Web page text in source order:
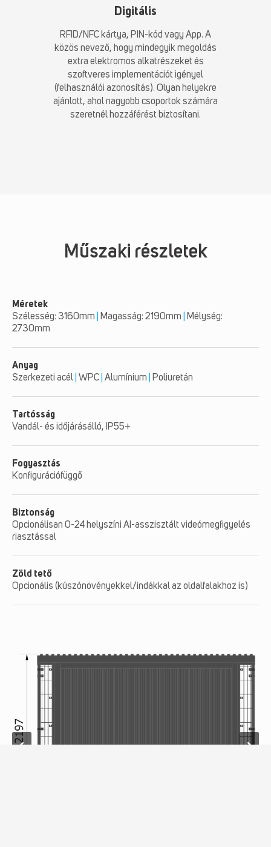
Digitális
RFID/NFC kártya, PIN-kód vagy App. A
közös nevező, hogy mindegyik megoldás
extra elektromos alkatrészeket és
szoftveres implementációt igényel
(felhasználói azonosítás). Olyan helyekre
ajánlott, ahol nagyobb csoportok számára
szeretnél hozzáférést biztosítani.
Műszaki részletek
Méretek
Szélesség: 3160mm
Magasság: 2190mm
Mélység:
2730mm
Anyag
Szerkezeti acél WPC Alumínium Poliuretán
Tartósság
Vandál- és időjárásálló, IP55+
Fogyasztás
Konfigurációfüggő
Biztonság
Opcionálisan 0-24 helyszíni AI-asszisztált videómegfigyelés
riasztással
Zöld tető
Opcionális (kúszónövényekkel/indákkal az oldalfalakhoz is)